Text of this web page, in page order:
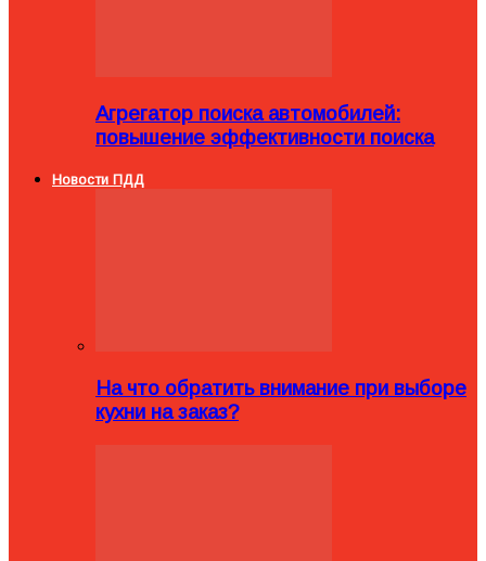
Агрегатор поиска автомобилей:
повышение эффективности поиска
Новости ПДД
На что обратить внимание при выборе
кухни на заказ?